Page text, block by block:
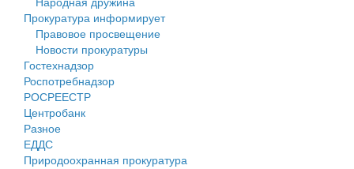
Генеральные планы
Проекты планировки территории
Собрание депутатов
Городское поселение
Сельские поселения
Прокуратура информирует
Правовое просвещение
Новости прокуратуры
Гостехнадзор
Роспотребнадзор
РОСРЕЕСТР
Центробанк
Разное
ЕДДС
Природоохранная прокуратура